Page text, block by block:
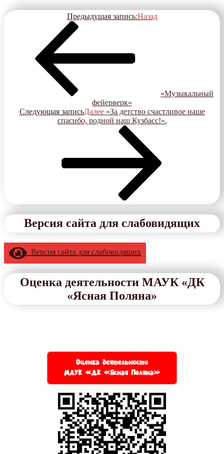
Предыдущая запись:Назад
«Музыкальный
фейерверк»
Следующая записьДалее «За детство счастливое наше
спасибо, родной наш Кузбасс!».
Версия сайта для слабовидящих
Версия сайта для слабовидящих
Оценка деятельности МАУК «ДК
«Ясная Поляна»